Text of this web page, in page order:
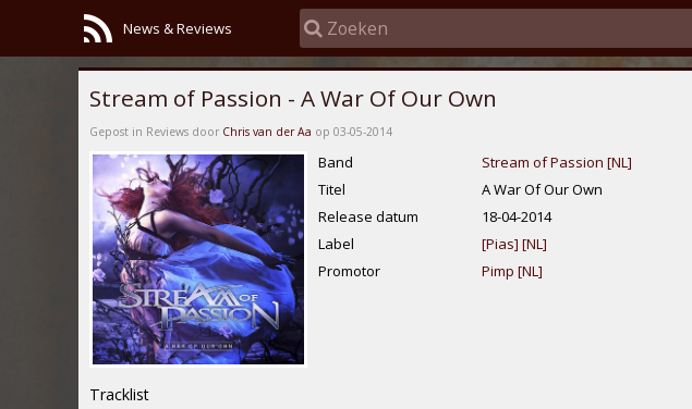
News & Reviews
Stream of Passion - A War Of Our Own
Gepost in Reviews door Chris van der Aa op 03-05-2014
Band
Stream of Passion [NL]
Titel
A War Of Our Own
Release datum
18-04-2014
Label
[Pias] [NL]
Promotor
Pimp [NL]
Tracklist